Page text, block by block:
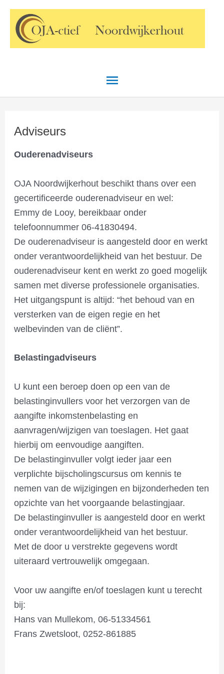
Ga
naar
inhoud
Hoofdmenu
Adviseurs
Ouderenadviseurs
OJA Noordwijkerhout beschikt thans over een
gecertificeerde ouderenadviseur en wel:
Emmy de Looy, bereikbaar onder
telefoonnummer 06-41830494.
De ouderenadviseur is aangesteld door en werkt
onder verantwoordelijkheid van het bestuur. De
ouderenadviseur kent en werkt zo goed mogelijk
samen met diverse professionele organisaties.
Het uitgangspunt is altijd: “het behoud van en
versterken van de eigen regie en het
welbevinden van de cliënt”.
Belastingadviseurs
U kunt een beroep doen op een van de
belastinginvullers voor het verzorgen van de
aangifte inkomstenbelasting en
aanvragen/wijzigen van toeslagen. Het gaat
hierbij om eenvoudige aangiften.
De belastinginvuller volgt ieder jaar een
verplichte bijscholingscursus om kennis te
nemen van de wijzigingen en bijzonderheden ten
opzichte van het voorgaande belastingjaar.
De belastinginvuller is aangesteld door en werkt
onder verantwoordelijkheid van het bestuur.
Met de door u verstrekte gegevens wordt
uiteraard vertrouwelijk omgegaan.
Voor uw aangifte en/of toeslagen kunt u terecht
bij:
Hans van Mullekom, 06-51334561
Frans Zwetsloot, 0252-861885